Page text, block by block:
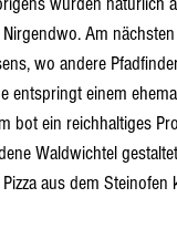
Am
wo andere
entspringt einem
bot ein reichhaltiges
Waldwichtel
aus dem Steinofen